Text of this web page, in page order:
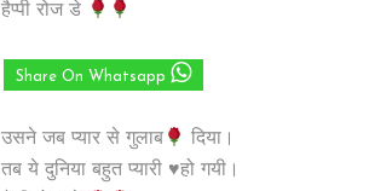
हैप्पी रोज डे
Share On Whatsapp
उसने जब प्यार से गुलाब
दिया।
तब ये दुनिया बहुत प्यारी ♥️हो गयी।